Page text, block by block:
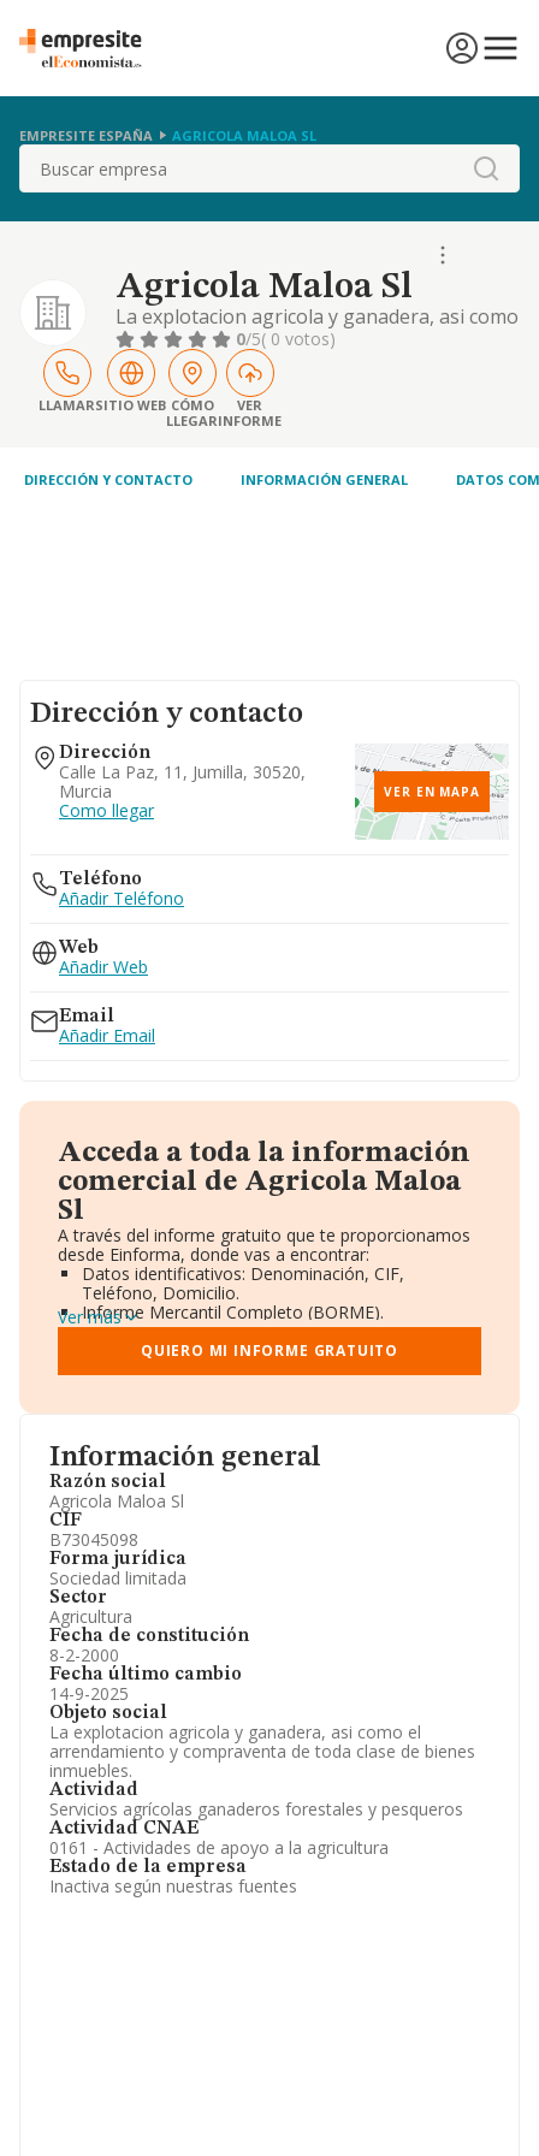
EMPRESITE ESPAÑA AGRICOLA MALOA SL
Buscar
Agricola Maloa Sl
La explotacion agricola y ganadera, asi como
el arrendamiento y compraventa de toda
clase de bienes inmuebles.
0/5( 0 votos)
LLAMARSITIO WEB CÓMO
LLEGAR
VER
INFORME
DIRECCIÓN Y CONTACTO INFORMACIÓN GENERAL DATOS
Información general
Razón social
Agricola Maloa Sl
CIF
B73045098
Forma jurídica
Sociedad limitada
Sector
Agricultura
Fecha de constitución
8-2-2000
Fecha último cambio
14-9-2025
Objeto social
La explotacion agricola y ganadera, asi como el
arrendamiento y compraventa de toda clase de bienes
inmuebles.
Actividad
Servicios agrícolas ganaderos forestales y pesqueros
Actividad CNAE
0161 - Actividades de apoyo a la agricultura
Estado de la empresa
Inactiva según nuestras fuentes
Dirección y contacto
Dirección
Calle La Paz, 11, Jumilla, 30520,
Murcia
Como llegar
VER EN MAPA
Teléfono
Añadir Teléfono
Web
Añadir Web
Email
Añadir Email
Acceda a toda la información
comercial de Agricola Maloa
Sl
A través del informe gratuito que te proporcionamos
desde Einforma, donde vas a encontrar:
Datos identificativos: Denominación, CIF,
Teléfono, Domicilio.
Informe Mercantil Completo (BORME).
Gráficos de Evolución Ventas y Empleados.
Consejo de Administración y Administradores.
Directivos y Ejecutivos.
Información oficial y registral complementaria.
Ver más
QUIERO MI INFORME GRATUITO